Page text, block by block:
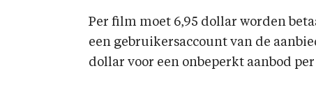
Per film moet 6,95 dollar worden
een gebruikersaccount van de
dollar voor een onbeperkt aanbod